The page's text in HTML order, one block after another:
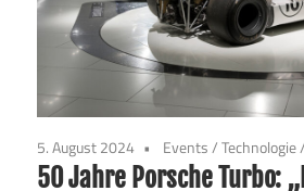
5. August 2024 Events/Technologie/
50 Jahre Porsche Turbo: